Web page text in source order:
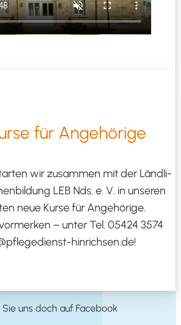
für Angehörige
wir zusam­men mit der Länd­li­
LEB Nds. e. V. in unse­ren
neue Kur­se für Ange­hö­ri­ge.
– unter Tel. 05424 3574
hinrichsen.de!
Sie uns doch auf Facebook